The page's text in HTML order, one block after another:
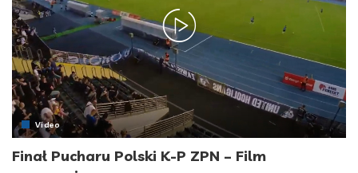
Video
Finał Pucharu Polski K-P ZPN – Film